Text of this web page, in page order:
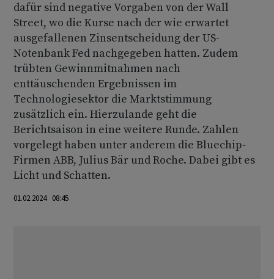
dafür sind negative Vorgaben von der Wall
Street, wo die Kurse nach der wie erwartet
ausgefallenen Zinsentscheidung der US-
Notenbank Fed nachgegeben hatten. Zudem
trübten Gewinnmitnahmen nach
enttäuschenden Ergebnissen im
Technologiesektor die Marktstimmung
zusätzlich ein. Hierzulande geht die
Berichtsaison in eine weitere Runde. Zahlen
vorgelegt haben unter anderem die Bluechip-
Firmen ABB, Julius Bär und Roche. Dabei gibt es
Licht und Schatten.
01.02.2024 08:45